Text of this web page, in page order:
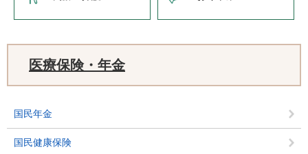
医療保険・年金
国民年金
国民健康保険